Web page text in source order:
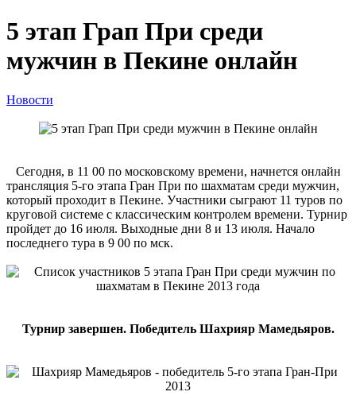
5 этап Грап При среди
мужчин в Пекине онлайн
Новости
Сегодня, в 11 00 по московскому времени, начнется онлайн
трансляция 5-го этапа Гран При по шахматам среди мужчин,
который проходит в Пекине. Участники сыграют 11 туров по
круговой системе с классическим контролем времени. Турнир
пройдет до 16 июля. Выходные дни 8 и 13 июля. Начало
последнего тура в 9 00 по мск.
Турнир завершен. Победитель Шахрияр Мамедьяров.